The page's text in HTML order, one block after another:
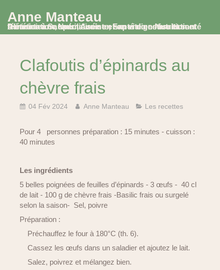
Anne Manteau
Diététicienne Nutritionniste, Experte en Nutrition et Alimentation, spécialisée en santé digestive et santé féminine à Saumur, Avoine et en visio consultation
Clafoutis d’épinards au
chèvre frais
04 Fév 2024 Anne Manteau Les recettes
Pour 4 personnes préparation : 15 minutes - cuisson :
40 minutes
Les ingrédients
5 belles poignées de feuilles d’épinards - 3 œufs - 40 cl
de lait - 100 g de chèvre frais -Basilic frais ou surgelé
selon la saison- Sel, poivre
Préparation :
Préchauffez le four à 180°C (th. 6).
Cassez les œufs dans un saladier et ajoutez le lait.
Salez, poivrez et mélangez bien.